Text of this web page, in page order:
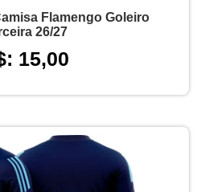
Flamengo Goleiro
26/27
15,00